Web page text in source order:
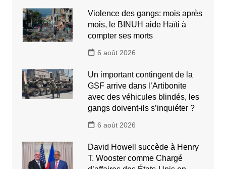
Violence des gangs: mois après
mois, le BINUH aide Haïti à
compter ses morts
6 août 2026
Un important contingent de la
GSF arrive dans l’Artibonite
avec des véhicules blindés, les
gangs doivent-ils s’inquiéter ?
6 août 2026
David Howell succède à Henry
T. Wooster comme Chargé